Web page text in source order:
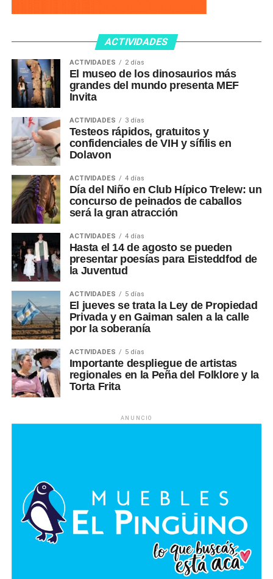
ACTIVIDADES
ACTIVIDADES 2 días
El museo de los dinosaurios más
grandes del mundo presenta MEF
Invita
ACTIVIDADES 3 días
Testeos rápidos, gratuitos y
confidenciales de VIH y sífilis en
Dolavon
ACTIVIDADES 4 días
Día del Niño en Club Hípico Trelew: un
concurso de peinados de caballos
será la gran atracción
ACTIVIDADES 4 días
Hasta el 14 de agosto se pueden
presentar poesías para Eisteddfod de
la Juventud
ACTIVIDADES 5 días
El jueves se trata la Ley de Propiedad
Privada y en Gaiman salen a la calle
por la soberanía
ACTIVIDADES 5 días
Importante despliegue de artistas
regionales en la Peña del Folklore y la
Torta Frita
ANUNCIO